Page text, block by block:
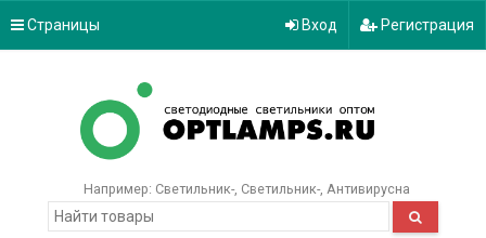
Страницы Вход Регистрация
Например: Светильник- Светильник- Антивирусна